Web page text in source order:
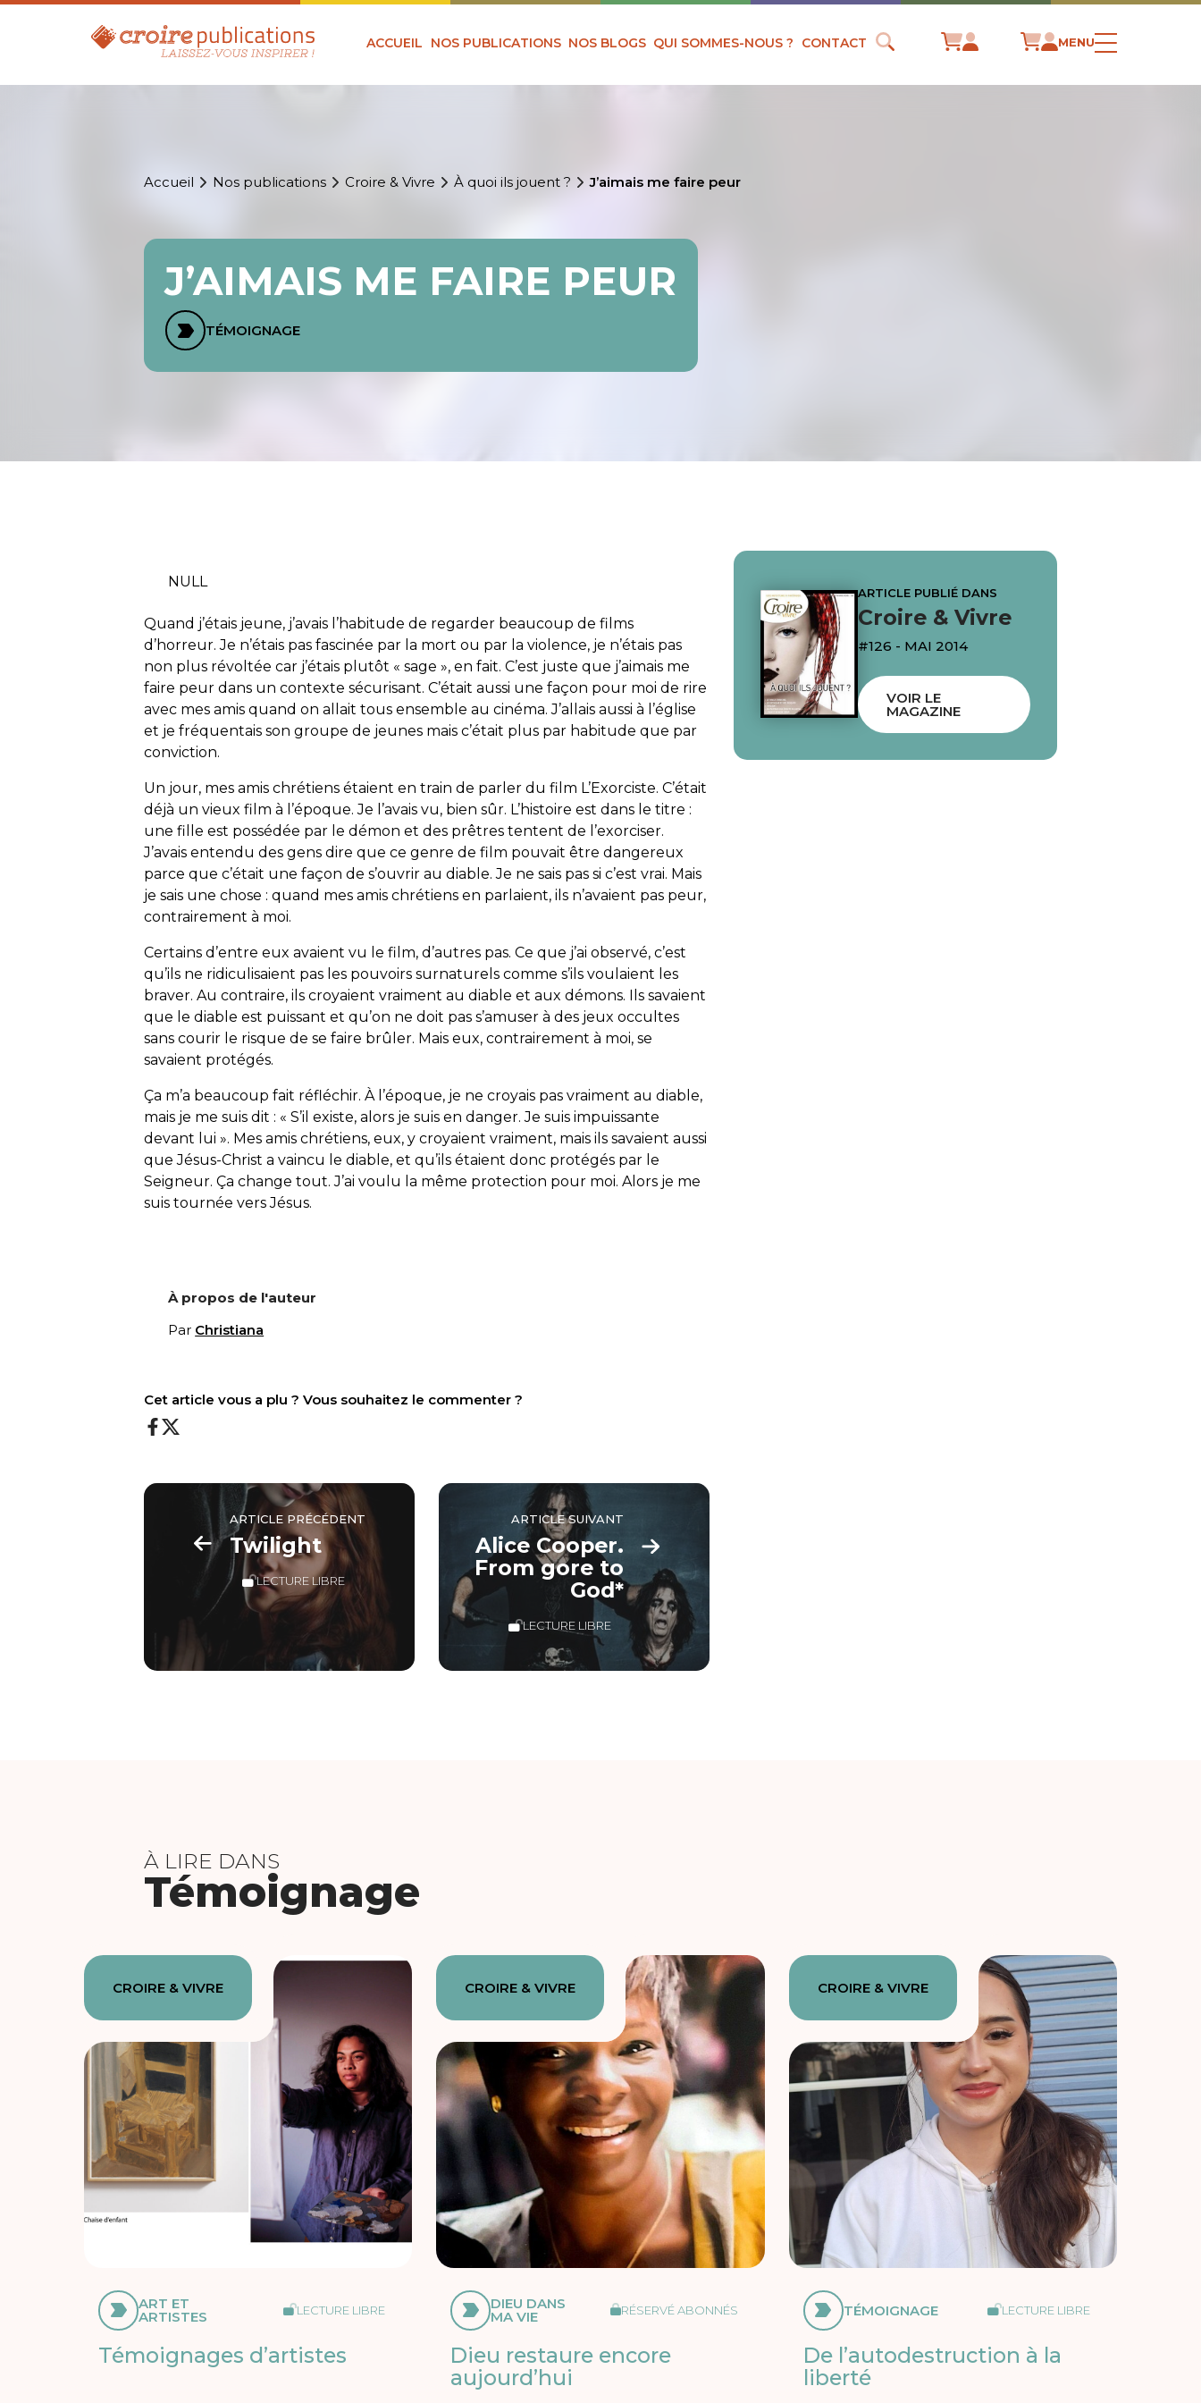
ACCUEIL NOS PUBLICATIONS NOS BLOGS QUI SOMMES-NOUS ? CONTACT MENU
Accueil Nos publications Croire & Vivre À quoi ils jouent ? J’aimais me faire peur
J’AIMAIS ME FAIRE PEUR
TÉMOIGNAGE
NULL
Quand j’étais jeune, j’avais l’habitude de regarder beaucoup de films
d’horreur. Je n’étais pas fascinée par la mort ou par la violence, je n’étais pas
non plus révoltée car j’étais plutôt « sage », en fait. C’est juste que j’aimais me
faire peur dans un contexte sécurisant. C’était aussi une façon pour moi de rire
avec mes amis quand on allait tous ensemble au cinéma. J’allais aussi à l’église
et je fréquentais son groupe de jeunes mais c’était plus par habitude que par
conviction.
Un jour, mes amis chrétiens étaient en train de parler du film L’Exorciste. C’était
déjà un vieux film à l’époque. Je l’avais vu, bien sûr. L’histoire est dans le titre :
une fille est possédée par le démon et des prêtres tentent de l’exorciser.
J’avais entendu des gens dire que ce genre de film pouvait être dangereux
parce que c’était une façon de s’ouvrir au diable. Je ne sais pas si c’est vrai. Mais
je sais une chose : quand mes amis chrétiens en parlaient, ils n’avaient pas peur,
contrairement à moi.
Certains d’entre eux avaient vu le film, d’autres pas. Ce que j’ai observé, c’est
qu’ils ne ridiculisaient pas les pouvoirs surnaturels comme s’ils voulaient les
braver. Au contraire, ils croyaient vraiment au diable et aux démons. Ils savaient
que le diable est puissant et qu’on ne doit pas s’amuser à des jeux occultes
sans courir le risque de se faire brûler. Mais eux, contrairement à moi, se
savaient protégés.
Ça m’a beaucoup fait réfléchir. À l’époque, je ne croyais pas vraiment au diable,
mais je me suis dit : « S’il existe, alors je suis en danger. Je suis impuissante
devant lui ». Mes amis chrétiens, eux, y croyaient vraiment, mais ils savaient aussi
que Jésus-Christ a vaincu le diable, et qu’ils étaient donc protégés par le
Seigneur. Ça change tout. J’ai voulu la même protection pour moi. Alors je me
suis tournée vers Jésus.
À propos de l'auteur
Par Christiana
Cet article vous a plu ? Vous souhaitez le commenter ?
ARTICLE PRÉCÉDENT
Twilight
LECTURE LIBRE
ARTICLE SUIVANT
Alice Cooper.
From gore to
God*
LECTURE LIBRE
ARTICLE PUBLIÉ DANS
Croire & Vivre
#126 - MAI 2014
VOIR LE
MAGAZINE
À LIRE DANS
Témoignage
CROIRE & VIVRE
ART ET
ARTISTES LECTURE LIBRE
Témoignages d’artistes
CROIRE & VIVRE
DIEU DANS
MA VIE RÉSERVÉ ABONNÉS
Dieu restaure encore
aujourd’hui
CROIRE & VIVRE
TÉMOIGNAGE LECTURE LIBRE
De l’autodestruction à la
liberté